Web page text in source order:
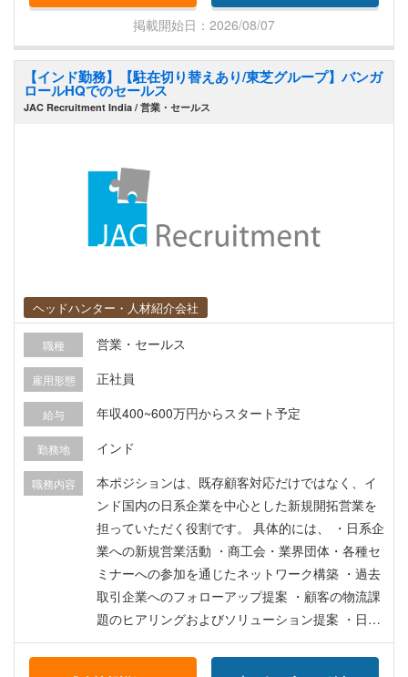
せる一員として成果に喜びを感じられる、そんな
当事者意識を持ち、成果に責任をもって取り組め
る方を求めています。
成長に貢献する
掲載開始日：2026/08/07
【インド勤務】【駐在切り替えあり/東芝グループ】バンガ
ロールHQでのセールス
JAC Recruitment India / 営業・セールス
ヘッドハンター・人材紹介会社
職種 営業・セールス
雇用形態 正社員
給与 年収400~600万円からスタート予定
勤務地 インド
職務内容
本ポジションは、既存顧客対応だけではなく、イ
ンド国内の日系企業を中心とした新規開拓営業を
担っていただく役割です。 具体的には、 ・日系企
業への新規営業活動 ・商工会・業界団体・各種セ
ミナーへの参加を通じたネットワーク構築 ・過去
取引企業へのフォローアップ提案 ・顧客の物流課
題のヒアリングおよびソリューション提案 ・日本
本社および現地チームとの連携 などをご担当いた